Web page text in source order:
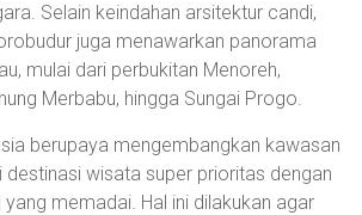
Selain keindahan arsitektur candi,
juga menawarkan panorama
mulai dari perbukitan Menoreh,
Merbabu, hingga Sungai Progo.
berupaya mengembangkan kawasan
destinasi wisata super prioritas dengan
memadai. Hal ini dilakukan agar